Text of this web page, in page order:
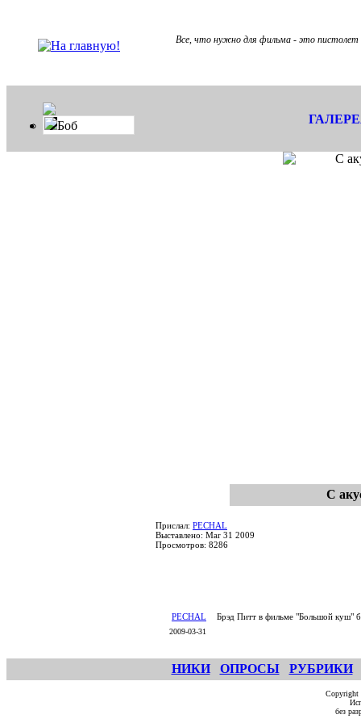
Все, что нужно для фильма - это пистолет
Боб
С
Прислал: PECHAL
Выставлено: Mar 31 2009
Просмотров: 8286
PECHAL
2009-03-31
Брэд Питт в фильме "Большой куш"
НИКИ ОПРОСЫ РУБРИКИ
без